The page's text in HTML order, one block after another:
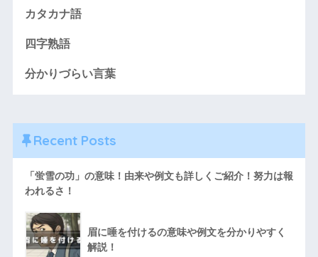
カタカナ語
四字熟語
分かりづらい言葉
Recent Posts
「蛍雪の功」の意味！由来や例文も詳しくご紹介！努力は報
われるさ！
眉に唾を付けるの意味や例文を分かりやすく
解説！